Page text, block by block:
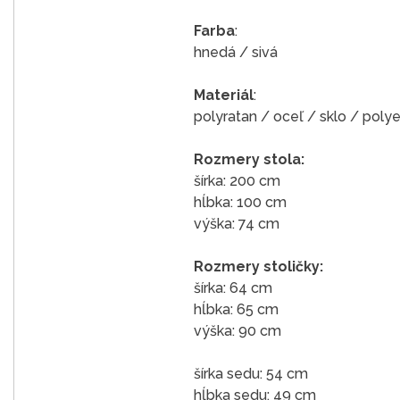
Farba:
hnedá / sivá
Materiál:
polyratan / oceľ / sklo /
Rozmery stola:
šírka: 200 cm
hĺbka: 100 cm
výška: 74 cm
Rozmery stoličky:
šírka: 64 cm
hĺbka: 65 cm
výška: 90 cm
šírka sedu: 54 cm
hĺbka sedu: 49 cm